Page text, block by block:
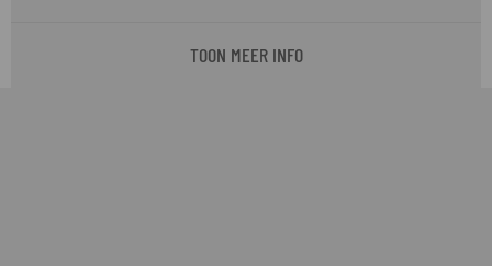
TOON MEER INFO